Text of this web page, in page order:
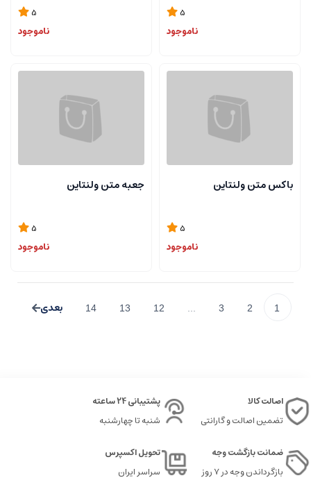
5
ناموجود
5
ناموجود
باکس متن ولنتاین
5
ناموجود
جعبه متن ولنتاین
5
ناموجود
1
2
3
12
13
14
اصالت کالا
تضمین اصالت و گارانتی
پشتیبانی 24 ساعته
شنبه تا چهارشنبه
ضمانت بازگشت وجه
بازگرداندن وجه در ۷ روز
تحویل اکسپرس
سراسر ایران